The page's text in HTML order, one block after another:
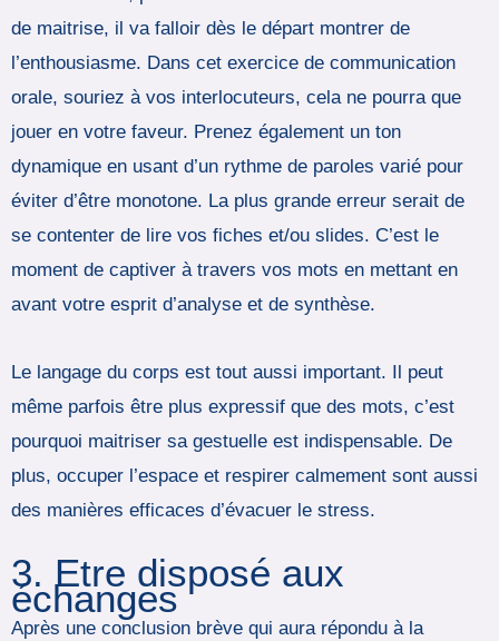
de maitrise, il va falloir dès le départ montrer de
l’enthousiasme. Dans cet exercice de communication
orale, souriez à vos interlocuteurs, cela ne pourra que
jouer en votre faveur. Prenez également un ton
dynamique en usant d’un rythme de paroles varié pour
éviter d’être monotone. La plus grande erreur serait de
se contenter de lire vos fiches et/ou slides. C’est le
moment de captiver à travers vos mots en mettant en
avant votre esprit d’analyse et de synthèse.
Le langage du corps est tout aussi important. Il peut
même parfois être plus expressif que des mots, c’est
pourquoi maitriser sa gestuelle est indispensable. De
plus, occuper l’espace et respirer calmement sont aussi
des manières efficaces d’évacuer le stress.
3. Etre disposé aux
échanges
Après une conclusion brève qui aura répondu à la